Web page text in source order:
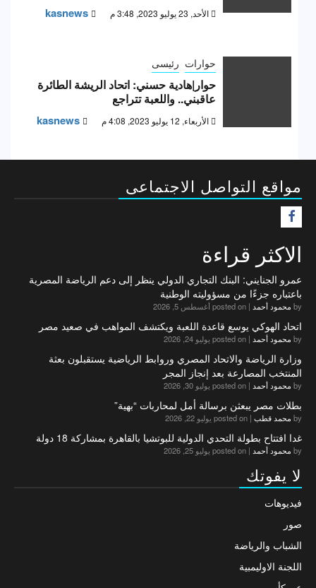
الأحد, 23 يوليو 2023, 3:48 م kasnews
حوارات رئيسى
حوار|هادية حسني: اتحاد الريشة الطائرة
عاقبني.. واللعبة تتراجع
الأربعاء, 12 يوليو 2023, 4:08 م kasnews
مواقع التواصل الاجتماعى
الاكثر قراءة
عمرو الجنايني: البنك التجاري الدولي ينظر إلى دعم الرياضة المصرية
باعتباره جزءًا من مسؤوليته الوطنية
by محمود أحمد | posted on أغسطس 5, 2026
اتحاد الهوكي يوسع قاعدة اللعبة ويكتشف المواهب في صعيد مصر
by محمود أحمد | posted on يوليو 24, 2026
وزارة الرياضة والاتحاد المصري وروابط الرياضية يستقبلون بعثة
المنتخب المصارعة بعد إنجاز المجر
by محمود أحمد | posted on يوليو 30, 2026
بطلات مصر يبعثن برسالة أمل لمحاربات “بهية”
by محمد قطب | posted on يوليو 22, 2026
غدا افتتاح بطولة التحدي الدولية للبوتشيا بالقاهرة بمشاركة 18 دولة
by محمود أحمد | posted on يوليو 25, 2026
لا يفوتك
فيديوهات
صور
الشباب والرياضة
اللجنة الاوليمبية